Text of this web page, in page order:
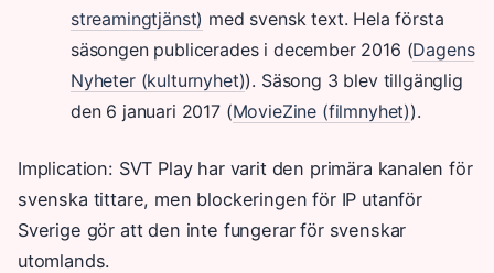
streamingtjänst) med svensk text. Hela första
säsongen publicerades i december 2016 (Dagens
Nyheter (kulturnyhet)). Säsong 3 blev tillgänglig
den 6 januari 2017 (MovieZine (filmnyhet)).
Implication: SVT Play har varit den primära kanalen för
svenska tittare, men blockeringen för IP utanför
Sverige gör att den inte fungerar för svenskar
utomlands.